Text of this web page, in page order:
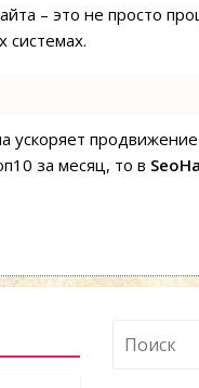
– это не просто
системах.
ускоряет
за месяц, то в